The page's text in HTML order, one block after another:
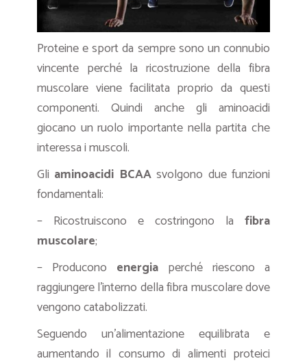
Proteine e sport da sempre sono un connubio
vincente perché la ricostruzione della fibra
muscolare viene facilitata proprio da questi
componenti. Quindi anche gli aminoacidi
giocano un ruolo importante nella partita che
interessa i muscoli.
Gli aminoacidi BCAAsvolgono due funzioni
fondamentali:
– Ricostruiscono e costringono la fibra
muscolare;
– Producono energia perché riescono a
raggiungere l’interno della fibra muscolare dove
vengono catabolizzati.
Seguendo un’alimentazione equilibrata e
aumentando il consumo di alimenti proteici